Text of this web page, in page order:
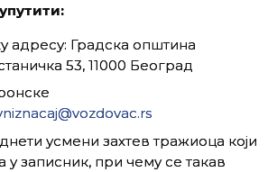
адресу: Градска општина
53, 11000 Београд
усмени захтев тражиоца који
у записник, при чему се такав